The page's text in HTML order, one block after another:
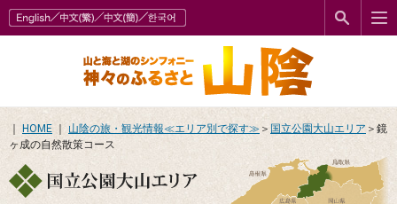
HOME 山陰の旅・観光情報≪エリア別で探す≫ ＞ 国立公園大山エリア ＞鏡
ヶ成の自然散策コース